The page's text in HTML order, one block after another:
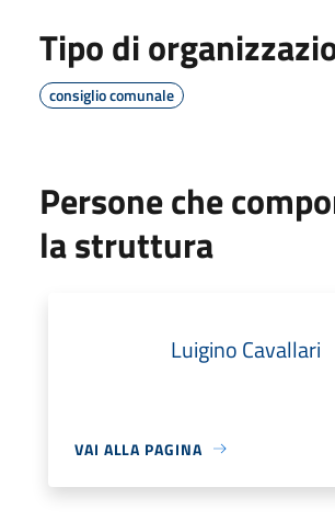
Tipo di
consiglio comunale
Persone che
la struttura
Luigino Cavallari
VAI ALLA PAGINA